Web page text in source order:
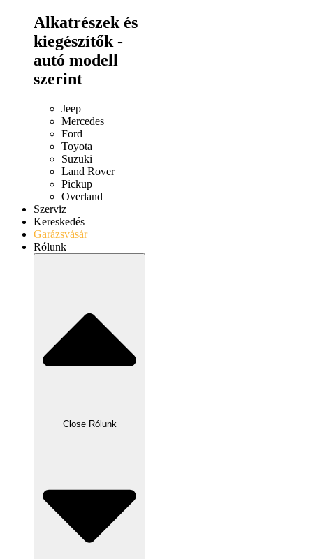
Alkatrészek és
kiegészítők -
autó modell
szerint
Jeep
Mercedes
Ford
Toyota
Suzuki
Land Rover
Pickup
Overland
Szerviz
Kereskedés
Garázsvásár
Rólunk
Close Rólunk